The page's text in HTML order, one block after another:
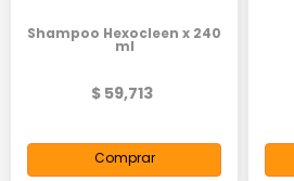
Shampoo Hexocleen x 240
ml
$ 59,713
Comprar